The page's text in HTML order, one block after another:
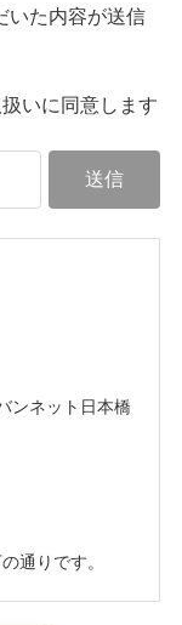
いた内容が送信
いに同意します
ンネット日本橋
通りです。